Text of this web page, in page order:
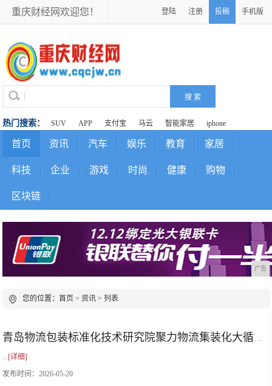
重庆财经网欢迎您！ 登陆 注册 投稿 手机版
热门搜索： SUV APP 支付宝 马云 智能家居 iphone
首页 资讯 汽车 娱乐 教育 家居
科技 企业 游戏 时尚 健康 购物
区块链
广告
您的位置：首页 >资讯 > 列表
...[详细]
发布时间：2026-05-20